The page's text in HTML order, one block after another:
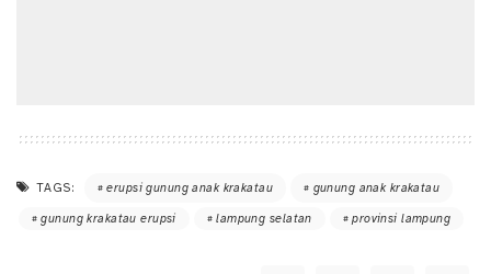
TAGS: erupsi gunung anak krakatau gunung anak krakatau
gunung krakatau erupsi lampung selatan provinsi lampung